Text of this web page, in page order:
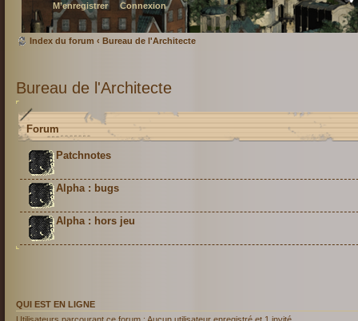
M’enregistrer Connexion
Index du forum ‹ Bureau de l'Architecte
Bureau de l'Architecte
Forum
Patchnotes
Alpha : bugs
Alpha : hors jeu
QUI EST EN LIGNE
Utilisateurs parcourant ce forum : Aucun utilisateur enregistré et 1 invité